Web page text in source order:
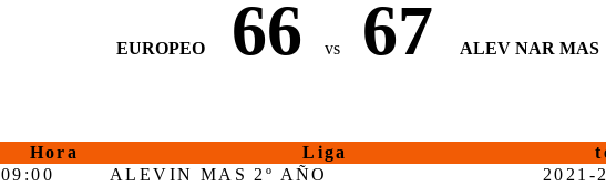
EUROPEO 66 vs 67 ALEV NAR MAS
Hora Liga
09:00 ALEVIN MAS 2º AÑO 2021-